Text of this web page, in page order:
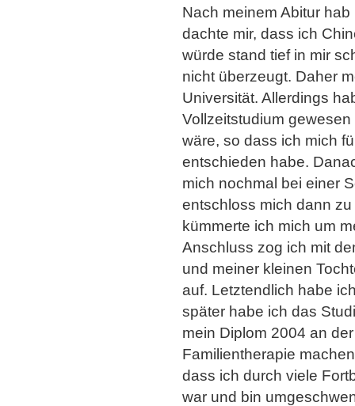
Nach meinem Abitur
dachte mir, dass ich
würde stand tief in mir
nicht überzeugt. Daher
Universität. Allerdings
Vollzeitstudium
wäre, so dass ich mich
entschieden habe.
mich nochmal bei einer
entschloss mich dann
kümmerte ich mich um
Anschluss zog ich mit
und meiner kleinen
auf. Letztendlich habe
später habe ich das
mein Diplom 2004 an
Familientherapie
dass ich durch viele
war und bin